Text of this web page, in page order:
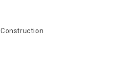
Construction